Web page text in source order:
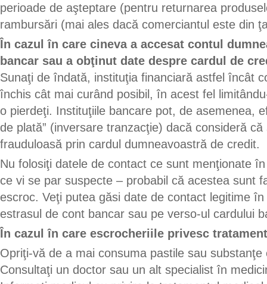
perioade de aşteptare (pentru returnarea
rambursări (mai ales dacă comerciantul este din
În cazul în care cineva a accesat contul
bancar sau a obţinut date despre cardul de
Sunaţi de îndată, instituţia financiară astfel încât
închis cât mai curând posibil, în acest fel
o pierdeţi. Instituţiile bancare pot, de asemenea,
de plată” (inversare tranzacţie) dacă consideră
frauduloasă prin cardul dumneavoastră de credit.
Nu folosiţi datele de contact ce sunt menţionate
ce vi se par suspecte – probabil că acestea sunt
escroc. Veţi putea găsi date de contact legitime
estrasul de cont bancar sau pe verso-ul cardului
În cazul în care escrocheriile privesc
Opriţi-vă de a mai consuma pastile sau
Consultaţi un doctor sau un alt specialist în